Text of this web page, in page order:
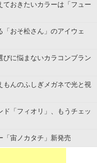
ておきたいカラーは「フュー
「おそ松さん」のアイウェ
びに悩まないカラコンブラン
もんのふしぎメガネで光と視
「フィオリ」、もうチェッ
「宙ノカタチ」新発売